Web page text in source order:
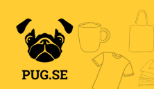
Hoppa
till
navigering
Hoppa
till
innehåll